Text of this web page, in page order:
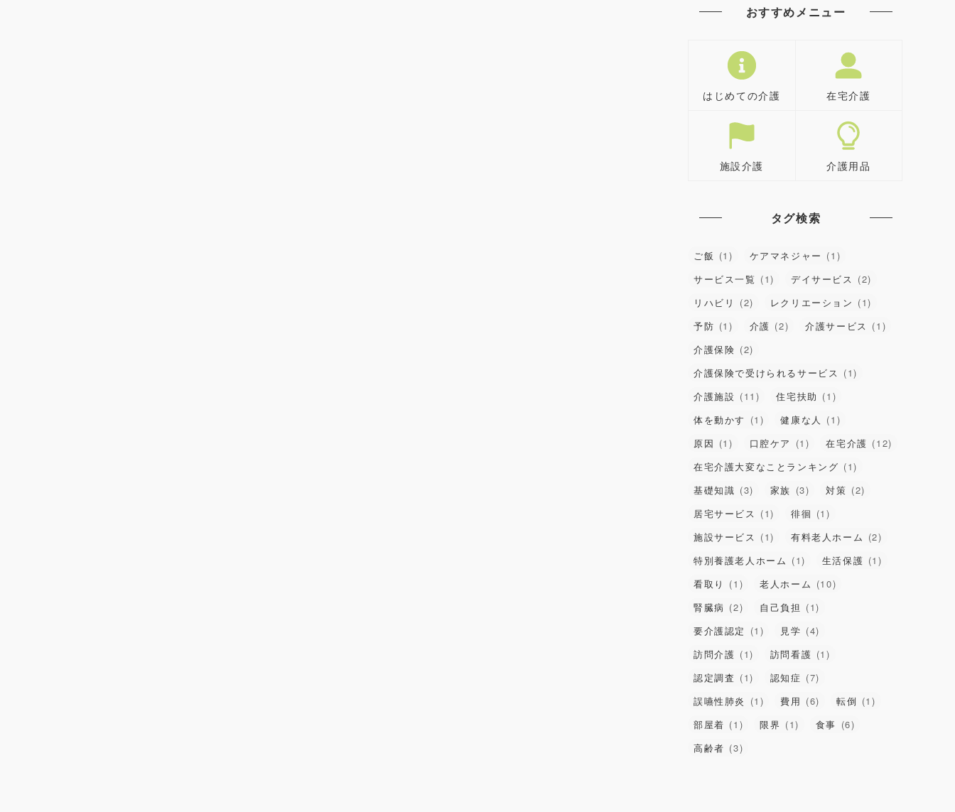
おすすめメニュー
はじめての介護 在宅介護
施設介護 介護用品
タグ検索
ご飯 (1) ケアマネジャー (1)
サービス一覧 (1) デイサービス (2)
リハビリ
(2) レクリエーション (1)
予防 (1) 介護 (2) 介護サービス (1)
介護保険 (2)
介護保険で受けられるサービス (1)
介護施設 (11) 住宅扶助 (1)
体を動かす (1) 健康な人
(1)
原因 (1) 口腔ケア (1) 在宅介護 (12)
在宅介護大変なことランキング (1)
基礎知識 (3) 家族 (3) 対策 (2)
居宅サービス (1) 徘徊 (1)
施設サービス (1) 有料老人ホーム (2)
特別養護老人ホーム (1) 生活保護 (1)
看取り
(1) 老人ホーム (10)
腎臓病 (2) 自己負担 (1)
要介護認定 (1) 見学 (4)
訪問介護 (1) 訪問看護 (1)
認定調査 (1) 認知症 (7)
誤嚥性肺炎 (1) 費用 (6) 転倒 (1)
部屋着 (1) 限界 (1) 食事 (6)
高齢者 (3)